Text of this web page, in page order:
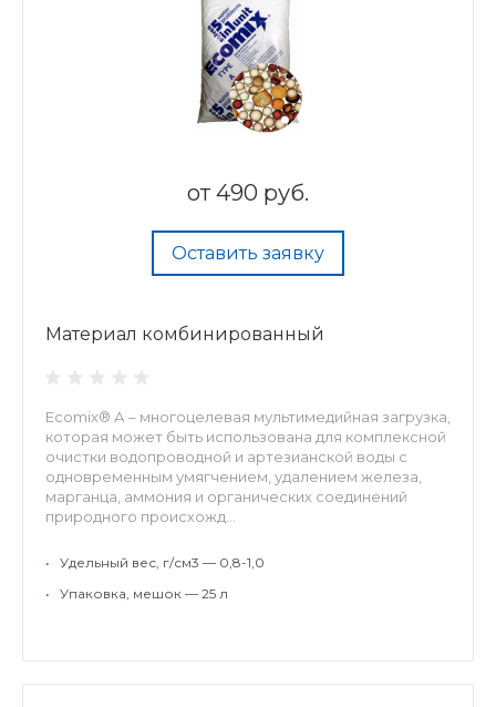
от 490 руб.
Оставить заявку
Материал комбинированный
Ecomix® А – многоцелевая мультимедийная загрузка,
которая может быть использована для комплексной
очистки водопроводной и артезианской воды с
одновременным умягчением, удалением железа,
марганца, аммония и органических соединений
природного происхожд...
•
Удельный вес, г/см3 — 0,8-1,0
•
Упаковка, мешок — 25 л